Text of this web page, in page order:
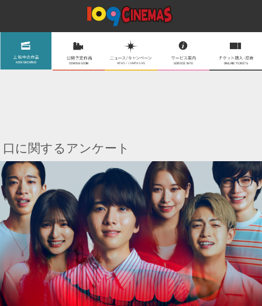
口に関するアンケート